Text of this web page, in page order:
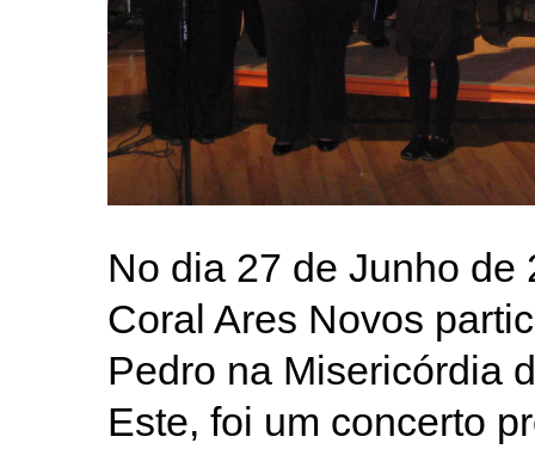
No dia 27 de Junho de
Coral Ares Novos
Pedro na Misericórdia
Este, foi um concerto